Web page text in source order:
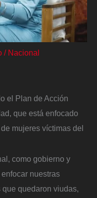
/ Nacional
el Plan de Acción
que está enfocado
mujeres víctimas del
como gobierno y
nuestras
quedaron viudas,